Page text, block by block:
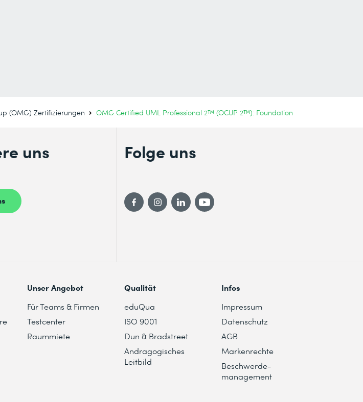
(OMG) Zertifizierungen OMG Certified UML Professional 2™ (OCUP 2™): Foundation
uns Folge uns
Unser Angebot
Für Teams & Firmen
Testcenter
Raummiete
Qualität
eduQua
ISO 9001
Dun & Bradstreet
Andragogisches
Leitbild
Infos
Impressum
Datenschutz
AGB
Markenrechte
Beschwerde-
management